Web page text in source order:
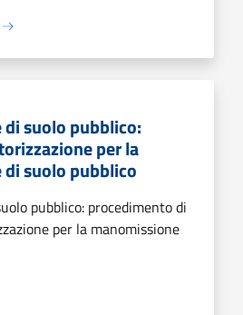
suolo pubblico:
per la
suolo pubblico
pubblico: procedimento di
per la manomissione